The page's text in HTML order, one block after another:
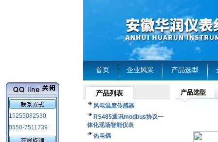
首页 企业风采 产品选型
15255082530
0550-7511739
产品列表
风电温度传感器
RS485通讯modbus协议一
体化现场智能仪表
热电偶
产品选型